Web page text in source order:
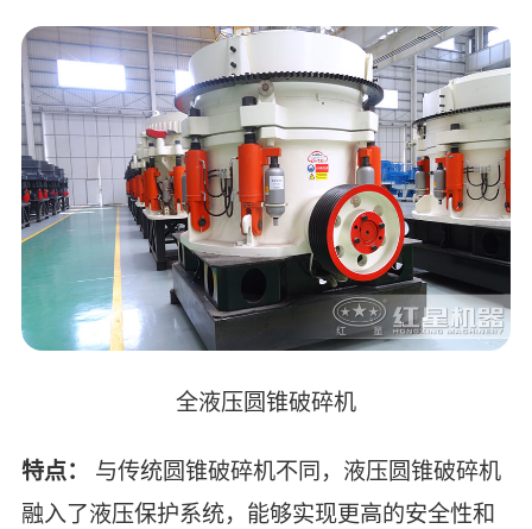
全液压圆锥破碎机
特点：
与传统圆锥破碎机不同，液压圆锥破碎机
融入了液压保护系统，能够实现更高的安全性和